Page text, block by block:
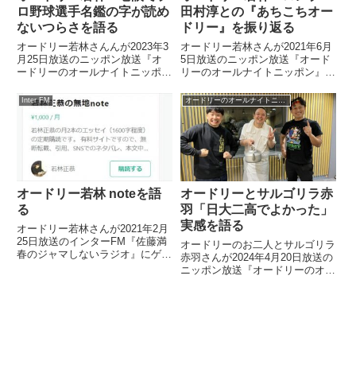
ロ野球選手名鑑の字が読め
ないつらさを語る
オードリー若林さんんが2023年3
月25日放送のニッポン放送『オ
ードリーのオールナイトニッポ
手名鑑を買ったものの、老眼で字
が全く読めないことに気づいたと
話していました。
田村淳との『あちこちオー
ドリー』を振り返る
オードリー若林さんが2021年6月
5日放送のニッポン放送『オード
リーのオールナイトニッポン』の
村淳さん出演回を見返して思った
ことを話していました。
Inter FM
オードリー若林 noteを語
る
オードリー若林さんが2021年2月
25日放送のインターFM『佐藤満
春のジャマしないラジオ』にゲス
オードリーのオールナイトニッポン
オードリーとサルゴリラ赤
羽「日大二高でよかった」
実感を語る
オードリーのお二人とサルゴリラ
赤羽さんが2024年4月20日放送の
ニッポン放送『オードリーのオー